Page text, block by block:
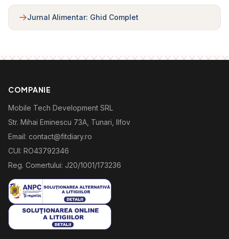
Jurnal Alimentar: Ghid Complet
COMPANIE
Mobile Tech Development SRL
Str. Mihai Eminescu 73A, Tunari, Ilfov
Email: contact@fitdiary.ro
CUI: RO43792346
Reg. Comertului: J20/1001/173236